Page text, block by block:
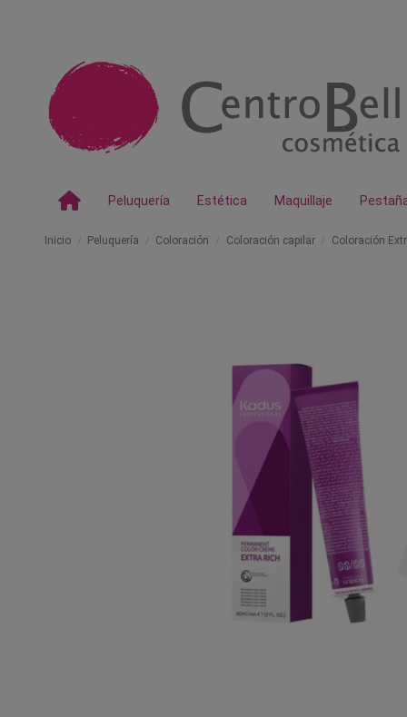
Peluquería Estética Maquillaje
Inicio Peluquería Coloración Coloración capilar Coloración